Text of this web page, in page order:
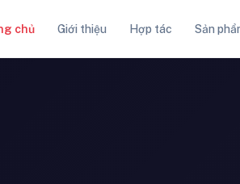
chủ Giới thiệu Hợp tác Sản